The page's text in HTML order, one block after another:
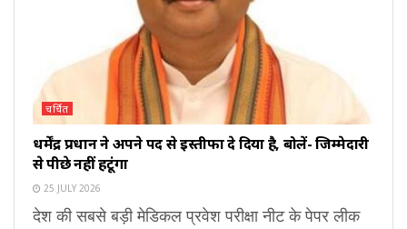
चर्चित
धर्मेंद्र प्रधान ने अपने पद से इस्तीफा दे दिया है, बोलें- जिम्मेदारी
से पीछे नहीं हटूंगा
25 JULY 2026
देश की सबसे बड़ी मेडिकल प्रवेश परीक्षा नीट के पेपर लीक